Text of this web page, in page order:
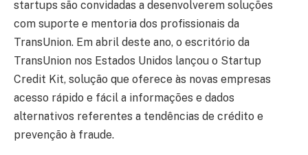
startups são convidadas a desenvolverem soluções
com suporte e mentoria dos profissionais da
TransUnion. Em abril deste ano, o escritório da
TransUnion nos Estados Unidos lançou o Startup
Credit Kit, solução que oferece às novas empresas
acesso rápido e fácil a informações e dados
alternativos referentes a tendências de crédito e
prevenção à fraude.